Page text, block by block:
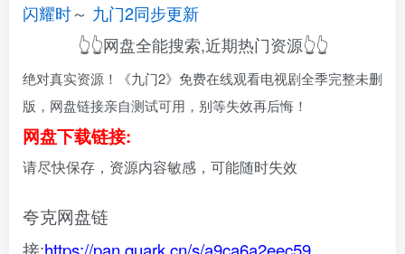
闪耀时～ 九门2同步更新
👆👆网盘全能搜索,近期热门资源👆👆
绝对真实资源！《九门2》免费在线观看电视剧全季完整未删
版，网盘链接亲自测试可用，别等失效再后悔！
网盘下载链接:
请尽快保存，资源内容敏感，可能随时失效
夸克网盘链